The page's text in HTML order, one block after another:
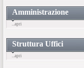
Amministrazione
...apri
Struttura Uffici
...apri